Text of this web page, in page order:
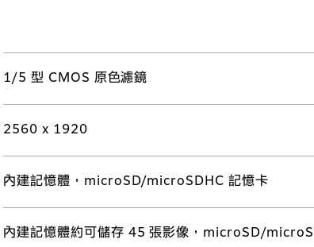
1/5 型 CMOS 原色濾鏡
2560 x 1920
內建記憶體，microSD/microSDHC 記憶卡
內建記憶體約可儲存 45 張影像，microSD/